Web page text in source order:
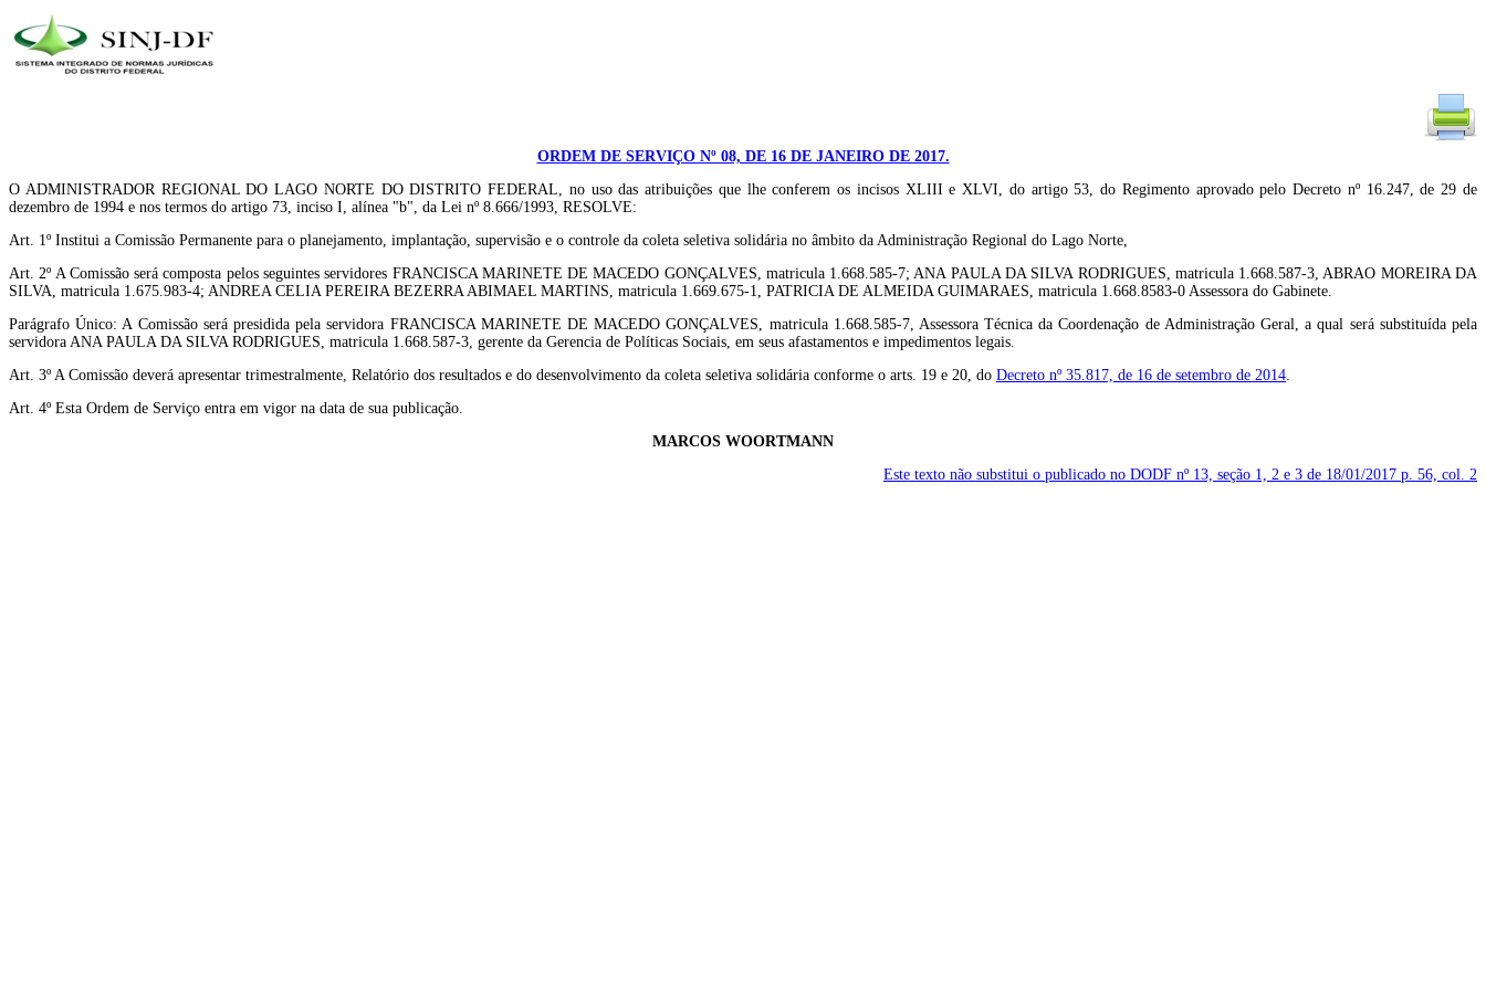
ORDEM DE SERVIÇO Nº 08, DE 16 DE JANEIRO DE 2017.
O ADMINISTRADOR REGIONAL DO LAGO NORTE DO DISTRITO FEDERAL, no uso das atribuições que lhe conferem os incisos XLIII e XLVI, do artigo 53, do Regimento aprovado pelo Decreto nº 16.247, de 29 de
dezembro de 1994 e nos termos do artigo 73, inciso I, alínea "b", da Lei nº 8.666/1993, RESOLVE:
Art. 1º Institui a Comissão Permanente para o planejamento, implantação, supervisão e o controle da coleta seletiva solidária no âmbito da Administração Regional do Lago Norte,
Art. 2º A Comissão será composta pelos seguintes servidores FRANCISCA MARINETE DE MACEDO GONÇALVES, matricula 1.668.585-7; ANA PAULA DA SILVA RODRIGUES, matricula 1.668.587-3, ABRAO MOREIRA DA
SILVA, matricula 1.675.983-4; ANDREA CELIA PEREIRA BEZERRA ABIMAEL MARTINS, matricula 1.669.675-1, PATRICIA DE ALMEIDA GUIMARAES, matricula 1.668.8583-0 Assessora do Gabinete.
Parágrafo Único: A Comissão será presidida pela servidora FRANCISCA MARINETE DE MACEDO GONÇALVES, matricula 1.668.585-7, Assessora Técnica da Coordenação de Administração Geral, a qual será substituída pela
servidora ANA PAULA DA SILVA RODRIGUES, matricula 1.668.587-3, gerente da Gerencia de Políticas Sociais, em seus afastamentos e impedimentos legais.
Art. 3º A Comissão deverá apresentar trimestralmente, Relatório dos resultados e do desenvolvimento da coleta seletiva solidária conforme o arts. 19 e 20, do Decreto nº 35.817, de 16 de setembro de 2014.
Art. 4º Esta Ordem de Serviço entra em vigor na data de sua publicação.
MARCOS WOORTMANN
Este texto não substitui o publicado no DODF nº 13, seção 1, 2 e 3 de 18/01/2017 p. 56, col. 2